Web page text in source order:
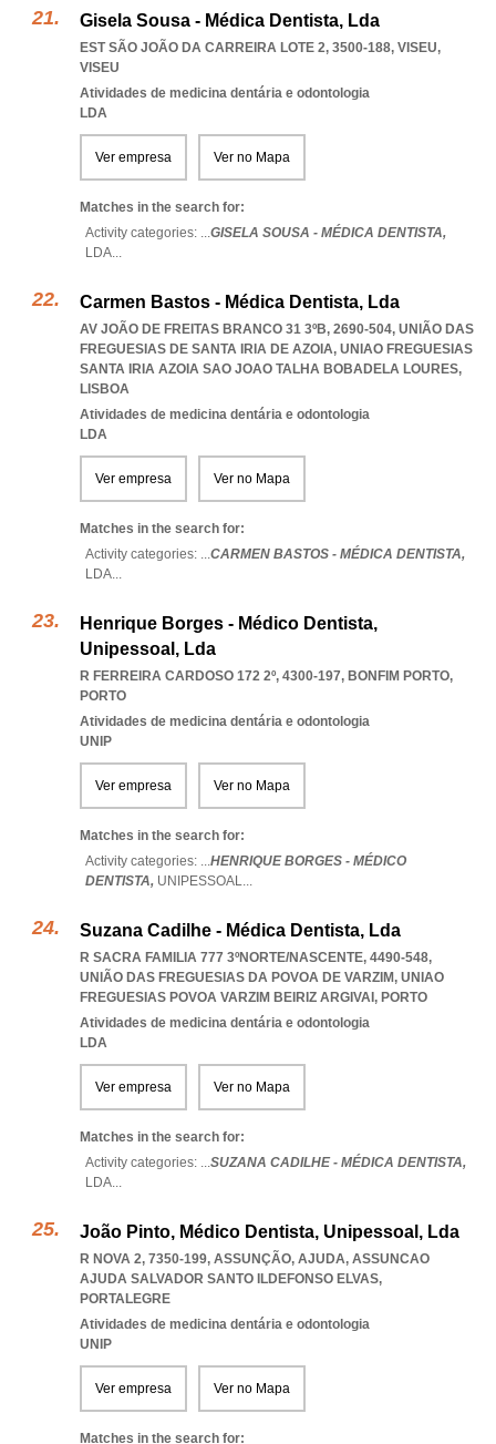
Gisela Sousa - Médica Dentista, Lda
EST SÃO JOÃO DA CARREIRA LOTE 2, 3500-188, VISEU,
VISEU
Atividades de medicina dentária e odontologia
LDA
Ver empresa Ver no Mapa
Matches in the search for:
Activity categories: ...GISELA SOUSA - MÉDICA DENTISTA,
LDA...
Carmen Bastos - Médica Dentista, Lda
AV JOÃO DE FREITAS BRANCO 31 3ºB, 2690-504, UNIÃO DAS
FREGUESIAS DE SANTA IRIA DE AZOIA, UNIAO FREGUESIAS
SANTA IRIA AZOIA SAO JOAO TALHA BOBADELA LOURES,
LISBOA
Atividades de medicina dentária e odontologia
LDA
Ver empresa Ver no Mapa
Matches in the search for:
Activity categories: ...CARMEN BASTOS - MÉDICA DENTISTA,
LDA...
Henrique Borges - Médico Dentista,
Unipessoal, Lda
R FERREIRA CARDOSO 172 2º, 4300-197, BONFIM PORTO,
PORTO
Atividades de medicina dentária e odontologia
UNIP
Ver empresa Ver no Mapa
Matches in the search for:
Activity categories: ...HENRIQUE BORGES - MÉDICO
DENTISTA, UNIPESSOAL...
Suzana Cadilhe - Médica Dentista, Lda
R SACRA FAMILIA 777 3ºNORTE/NASCENTE, 4490-548,
UNIÃO DAS FREGUESIAS DA POVOA DE VARZIM, UNIAO
FREGUESIAS POVOA VARZIM BEIRIZ ARGIVAI , PORTO
Atividades de medicina dentária e odontologia
LDA
Ver empresa Ver no Mapa
Matches in the search for:
Activity categories: ...SUZANA CADILHE - MÉDICA DENTISTA,
LDA...
João Pinto, Médico Dentista, Unipessoal, Lda
R NOVA 2, 7350-199, ASSUNÇÃO, AJUDA, ASSUNCAO
AJUDA SALVADOR SANTO ILDEFONSO ELVAS,
PORTALEGRE
Atividades de medicina dentária e odontologia
UNIP
Ver empresa Ver no Mapa
Matches in the search for: